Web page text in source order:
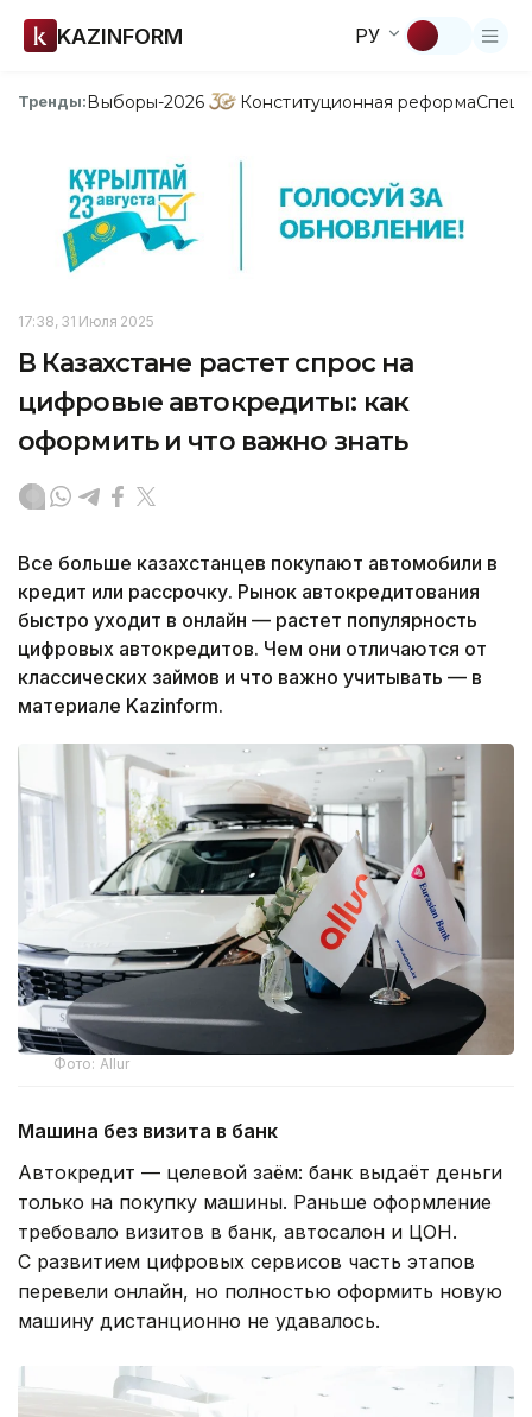
KAZINFORM РУ
Тренды:Выборы-2026 Конституционная реформа
17:38, 31 Июля 2025
В Казахстане растет спрос на
цифровые автокредиты: как
оформить и что важно знать
Все больше казахстанцев покупают автомобили в
кредит или рассрочку. Рынок автокредитования
быстро уходит в онлайн — растет популярность
цифровых автокредитов. Чем они отличаются от
классических займов и что важно учитывать — в
материале Kazinform.
Фото: Allur
Машина без визита в банк
Автокредит — целевой заём: банк выдаёт деньги
только на покупку машины. Раньше оформление
требовало визитов в банк, автосалон и ЦОН.
С развитием цифровых сервисов часть этапов
перевели онлайн, но полностью оформить новую
машину дистанционно не удавалось.